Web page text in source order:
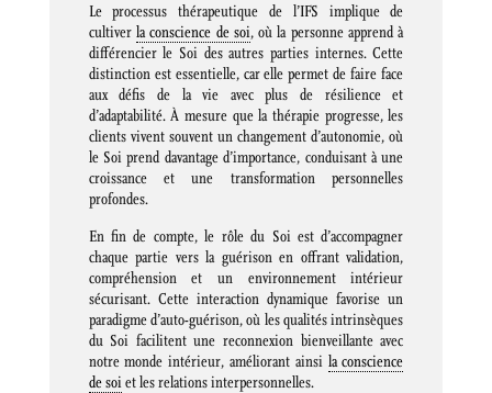
Le processus thérapeutique de l’IFS implique de
cultiver la conscience de soi, où la personne apprend à
différencier le Soi des autres parties internes. Cette
distinction est essentielle, car elle permet de faire face
aux défis de la vie avec plus de résilience et
d’adaptabilité. À mesure que la thérapie progresse, les
clients vivent souvent un changement d’autonomie, où
le Soi prend davantage d’importance, conduisant à une
croissance et une transformation personnelles
profondes.
En fin de compte, le rôle du Soi est d’accompagner
chaque partie vers la guérison en offrant validation,
compréhension et un environnement intérieur
sécurisant. Cette interaction dynamique favorise un
paradigme d’auto-guérison, où les qualités intrinsèques
du Soi facilitent une reconnexion bienveillante avec
notre monde intérieur, améliorant ainsi la conscience
de soiet les relations interpersonnelles.